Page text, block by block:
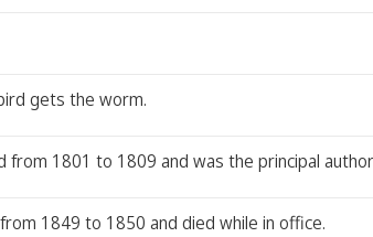
gets the worm.
1801 to 1809 and was the principal
1849 to 1850 and died while in office.